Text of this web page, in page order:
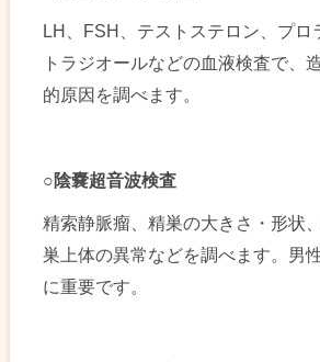
LH、FSH、テストステロン、プロ
トラジオールなどの血液検査で、
的原因を調べます。
○陰嚢超音波検査
精索静脈瘤、精巣の大きさ・形状
巣上体の異常などを調べます。男
に重要です。